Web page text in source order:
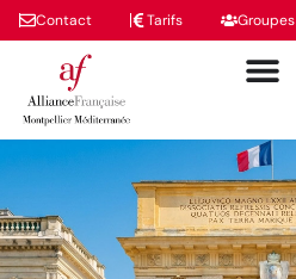
Contact Tarifs Groupes